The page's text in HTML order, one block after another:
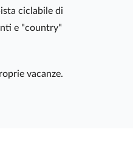
ciclabile di
e "country"
vacanze.